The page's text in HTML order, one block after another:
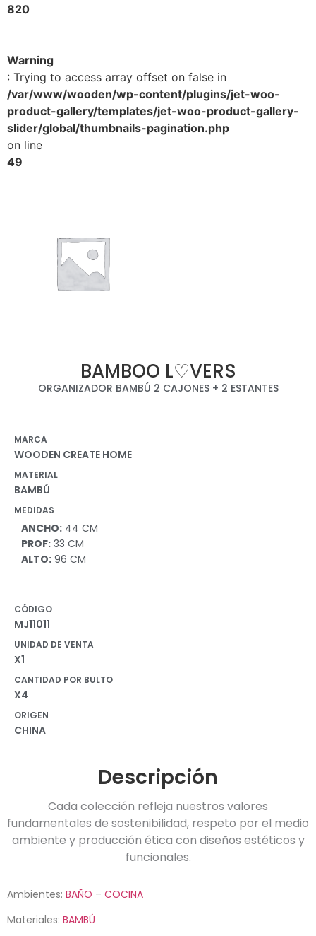
820
Warning
: Trying to access array offset on false in
/var/www/wooden/wp-content/plugins/jet-woo-
product-gallery/templates/jet-woo-product-gallery-
slider/global/thumbnails-pagination.php
on line
49
BAMBOO L♡VERS
ORGANIZADOR BAMBÚ 2 CAJONES + 2 ESTANTES
MARCA
WOODEN CREATE HOME
MATERIAL
BAMBÚ
MEDIDAS
ANCHO: 44 CM
PROF: 33 CM
ALTO: 96 CM
CÓDIGO
MJ11011
UNIDAD DE VENTA
X1
CANTIDAD POR BULTO
X4
ORIGEN
CHINA
Descripción
Cada colección refleja nuestros valores
fundamentales de sostenibilidad, respeto por el medio
ambiente y producción ética con diseños estéticos y
funcionales.
Ambientes: BAÑO – COCINA
Materiales: BAMBÚ